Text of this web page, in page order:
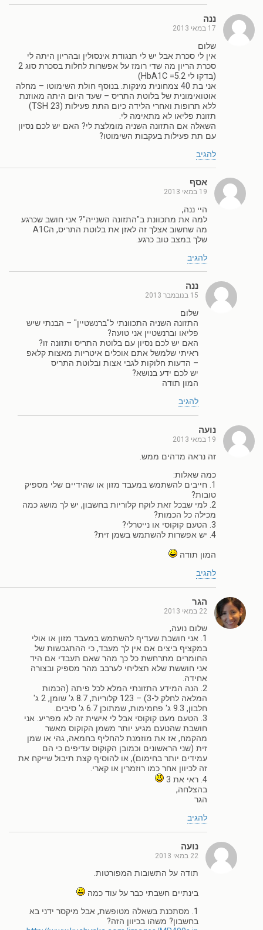
ננה
17 במאי 2013
שלום
אין לי סכרת אבל יש לי תנגודת אינסולין ובהריון היתה לי
סכרת הריון מה שדי רומז על אפשרות לחלות בסכרת סוג 2
(בדקו לי HbA1C =5.2)
אני בת 40 צמחונית מינקות. בנוסף חולת השימוטו – מחלה
אוטואימונית של בלוטת התריס – שעד היום היתה מאוזנת
ללא תרופות ואחרי הלידה כיום התת פעילות (TSH 23)
תזונת פליאו לא מתאימה לי.
השאלה אם התזונה השניה מומלצת לי? האם יש לכם נסיון
עם תת פעילות בעקבות השימוטו?
להגיב
אסף
19 במאי 2013
היי ננה,
למה את מתכוונת ב"התזונה השנייה"? אני חושב שכרגע
מה שחשוב אצלך זה לאזן את בלוטת התריס, הA1C
שלך במצב טוב כרגע.
להגיב
ננה
15 בנובמבר 2013
שלום
התזונה השניה התכוונתי ל"ברנשטיין" – הבנתי שיש
פליאו וברנשטיין אני טועה?
האם יש לכם נסיון עם בלוטת התריס ותזונה זו?
ראיתי שלמשל אתם אוכלים איטריות מאצות קלאפ
– הדעות חלוקות לגבי אצות ובלוטת התריס
יש לכם ידע בנושא?
המון תודה
להגיב
נועה
19 במאי 2013
זה נראה מדהים ממש.
כמה שאלות:
1. חייבים להשתמש במעבד מזון או שהידיים שלי מספיק
טובות?
2. למי שבכל זאת לוקח קלוריות בחשבון, יש לך מושג כמה
מכילה כל הכמות?
3. הטעם קוקוסי או נייטרלי?
4. יש אפשרות להשתמש בשמן זית?
המון תודה
להגיב
הגר
22 במאי 2013
שלום נועה,
1. אני חושבת שעדיף להשתמש במעבד מזון או אולי
במקציף ביצים אם אין לך מעבד, כי ההתגבשות של
החומרים מתרחשת כל כך מהר שאם תעבדי אם היד
אני חוששת שלא תצליחי לערבב מהר מספיק ובצורה
אחידה.
2. הנה המידע התזונתי המלא לכל פיתה (הכמות
המלאה לחלק ל-3) – 123 קלוריות, 8.7 ג' שומן, 2 ג'
חלבון, 9.3 ג' פחמימות, שמתוכן 6.7 ג' סיבים.
3. הטעם מעט קוקוסי אבל לי אישית זה לא מפריע. אני
חושבת שהטעם מגיע יותר משמן הקוקוס מאשר
מהקמח, אז את מוזמנת להחליף בחמאה, גהי או שמן
זית (שני הראשונים וכמובן הקוקוס עדיפים כי הם
עמידים יותר בחימום), או להוסיף קצת תיבול שייקח את
זה לכיוון אחר כמו רוזמרין או קארי.
4. ראי את 3
בהצלחה,
הגר
להגיב
נועה
22 במאי 2013
תודה על התשובות המפורטות.
בינתיים חשבתי כבר על עוד כמה
1. מסתכנת בשאלה מטופשת, אבל מיקסר ידני בא
בחשבון? משהו בכיוון הזה?